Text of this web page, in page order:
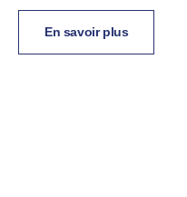
En savoir plus